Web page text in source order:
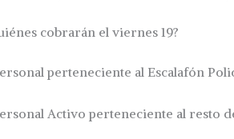
cobrarán el viernes 19?
perteneciente al Escalafón
Activo perteneciente al resto